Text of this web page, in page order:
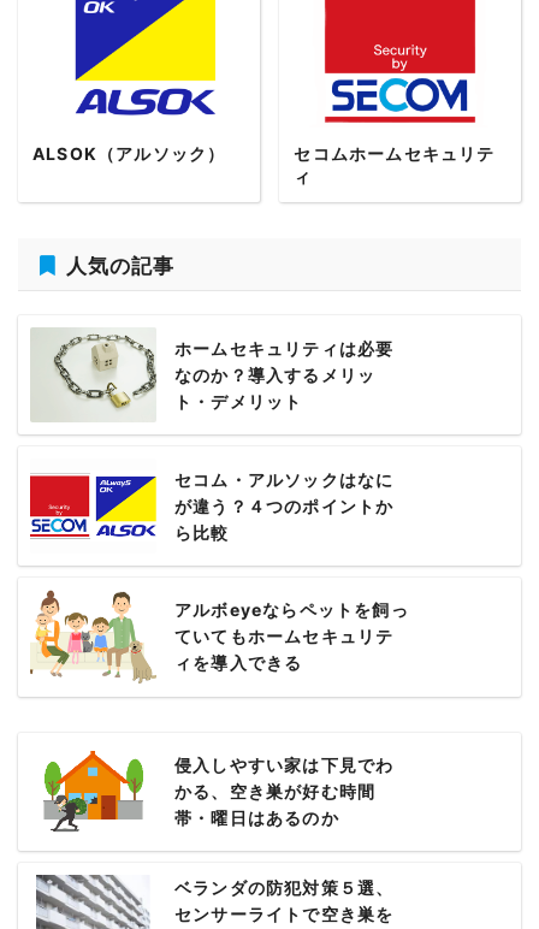
ALSOK（アルソック）
セコムホームセキュリテ
ィ
人気の記事
ホームセキュリティは必要
なのか？導入するメリッ
ト・デメリット
セコム・アルソックはなに
が違う？４つのポイントか
ら比較
アルボeyeならペットを飼っ
ていてもホームセキュリテ
ィを導入できる
侵入しやすい家は下見でわ
かる、空き巣が好む時間
帯・曜日はあるのか
ベランダの防犯対策５選、
センサーライトで空き巣を